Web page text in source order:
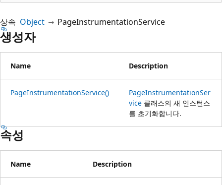
상속 Object PageInstrumentationService
생성자
Name Description
PageInstrumentationService()
PageInstrumentationSer
vice 클래스의 새 인스턴스
를 초기화합니다.
속성
Name Description